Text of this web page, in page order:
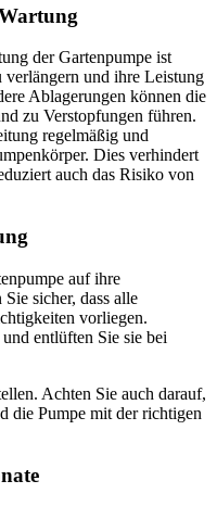
der Gartenpumpe ist
verlängern und ihre Leistung
Ablagerungen können die
zu Verstopfungen führen.
regelmäßig und
Dies verhindert
auch das Risiko von
auf ihre
sicher, dass alle
vorliegen.
entlüften Sie sie bei
Achten Sie auch darauf,
die Pumpe mit der richtigen